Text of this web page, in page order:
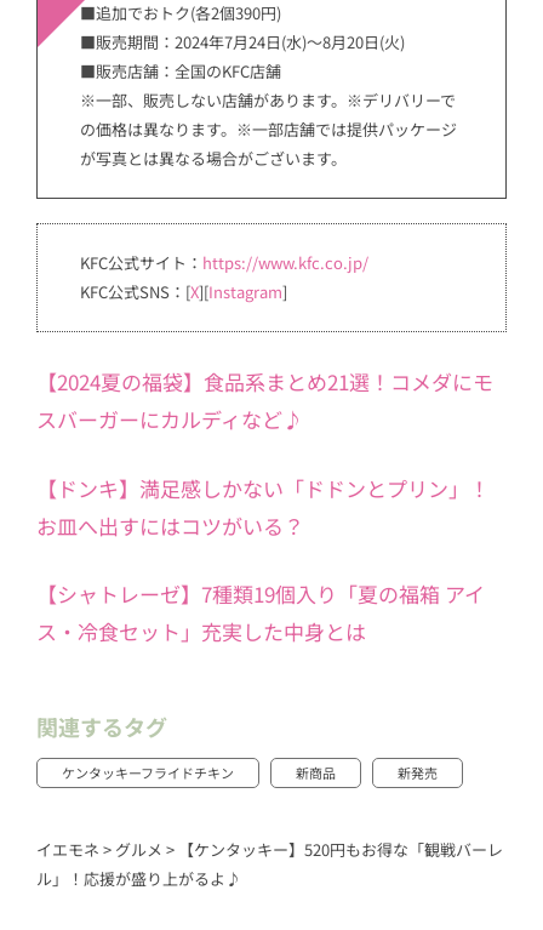
■追加でおトク(各2個390円)
■販売期間：2024年7月24日(水)～8月20日(火)
■販売店舗：全国のKFC店舗
※一部、販売しない店舗があります。※デリバリーで
の価格は異なります。※一部店舗では提供パッケージ
が写真とは異なる場合がございます。
KFC公式サイト： https://www.kfc.co.jp/
KFC公式SNS：[X][Instagram]
【2024夏の福袋】食品系まとめ21選！コメダにモ
スバーガーにカルディなど♪
【ドンキ】満足感しかない「ドドンとプリン」！
お皿へ出すにはコツがいる？
【シャトレーゼ】7種類19個入り「夏の福箱 アイ
ス・冷食セット」充実した中身とは
関連するタグ
ケンタッキーフライドチキン 新商品 新発売
イエモネ > グルメ > 【ケンタッキー】520円もお得な「観戦バーレ
ル」！応援が盛り上がるよ♪